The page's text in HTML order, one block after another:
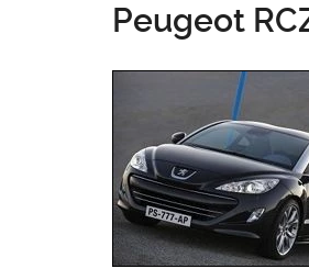
Peugeot